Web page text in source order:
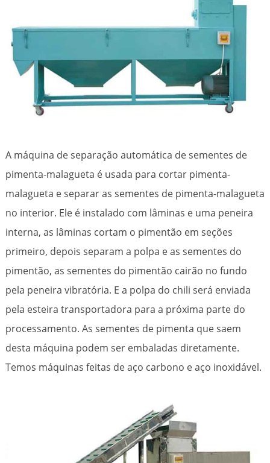
A máquina de separação automática de sementes de
pimenta-malagueta é usada para cortar pimenta-
malagueta e separar as sementes de pimenta-malagueta
no interior. Ele é instalado com lâminas e uma peneira
interna, as lâminas cortam o pimentão em seções
primeiro, depois separam a polpa e as sementes do
pimentão, as sementes do pimentão cairão no fundo
pela peneira vibratória. E a polpa do chili será enviada
pela esteira transportadora para a próxima parte do
processamento. As sementes de pimenta que saem
desta máquina podem ser embaladas diretamente.
Temos máquinas feitas de aço carbono e aço inoxidável.